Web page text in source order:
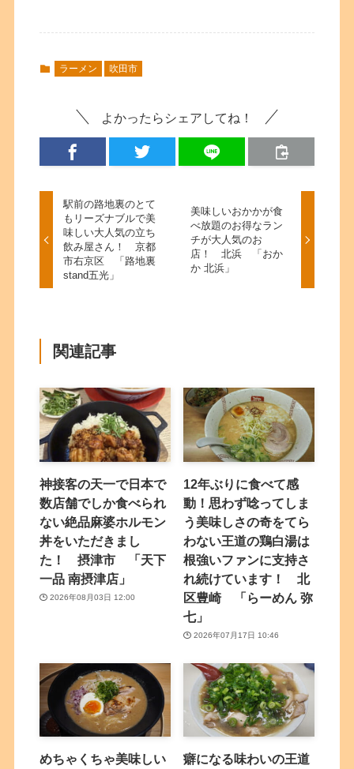
ラーメン 吹田市
よかったらシェアしてね！
駅前の路地裏のとて
もリーズナブルで美
味しい大人気の立ち
飲み屋さん！ 京都
市右京区 「路地裏
stand五光」
美味しいおかかが食
べ放題のお得なラン
チが大人気のお
店！ 北浜 「おか
か 北浜」
関連記事
神接客の天一で日本で
数店舗でしか食べられ
ない絶品麻婆ホルモン
丼をいただきまし
た！ 摂津市 「天下
一品 南摂津店」
2026年08月03日 12:00
12年ぶりに食べて感
動！思わず唸ってしま
う美味しさの奇をてら
わない王道の鶏白湯は
根強いファンに支持さ
れ続けています！ 北
区豊崎 「らーめん 弥
七」
2026年07月17日 10:46
めちゃくちゃ美味しい
癖になる味わいの王道